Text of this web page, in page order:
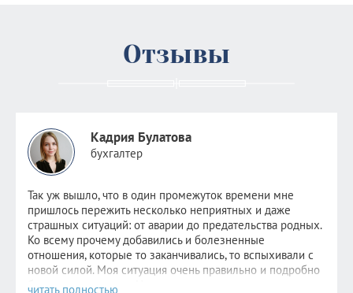
Отзывы
Кадрия Булатова
бухгалтер
Так уж вышло, что в один промежуток времени мне
пришлось пережить несколько неприятных и даже
страшных ситуаций: от аварии до предательства родных.
Ко всему прочему добавились и болезненные
отношения, которые то заканчивались, то вспыхивали с
новой силой. Моя ситуация очень правильно и подробно
была описаназдесь